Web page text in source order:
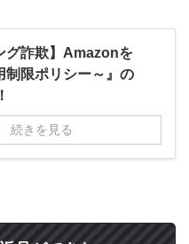
グ詐欺】Amazonを
制限ポリシー～』の
続きを見る